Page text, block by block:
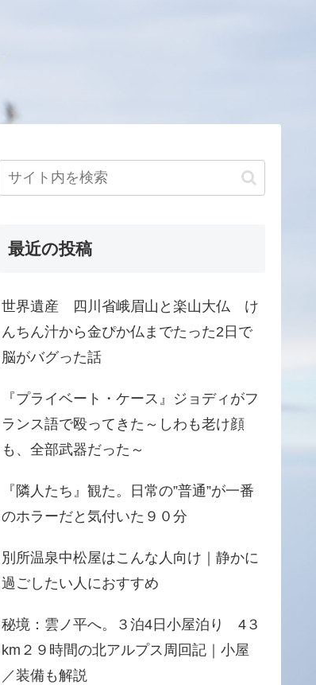
最近の投稿
世界遺産 四川省峨眉山と楽山大仏 け
んちん汁から金ぴか仏までたった2日で
脳がバグった話
『プライベート・ケース』ジョディがフ
ランス語で殴ってきた～しわも老け顔
も、全部武器だった～
『隣人たち』観た。日常の”普通”が一番
のホラーだと気付いた９０分
別所温泉中松屋はこんな人向け｜静かに
過ごしたい人におすすめ
秘境：雲ノ平へ。３泊4日小屋泊り 4３
km２９時間の北アルプス周回記｜小屋
／装備も解説